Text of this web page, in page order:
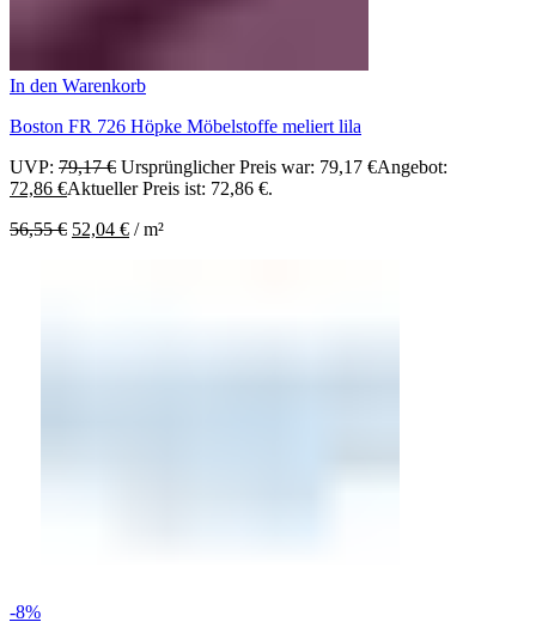
In den Warenkorb
Boston FR 726 Höpke Möbelstoffe meliert lila
UVP: 79,17€ Ursprünglicher Preis war: 79,17 €Angebot:
72,86 €Aktueller Preis ist: 72,86 €.
56,55€ 52,04 € /m²
-8%